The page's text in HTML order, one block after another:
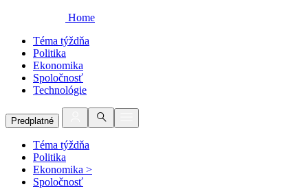
Home
Téma týždňa
Politika
Ekonomika
Spoločnosť
Technológie
Predplatné
Téma týždňa
Politika
Ekonomika >
Spoločnosť